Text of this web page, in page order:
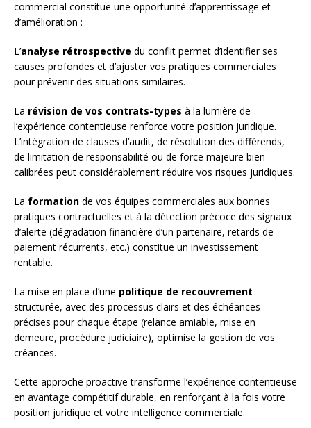
commercial constitue une opportunité d’apprentissage et
d’amélioration :
L’analyse rétrospective du conflit permet d’identifier ses
causes profondes et d’ajuster vos pratiques commerciales
pour prévenir des situations similaires.
La révision de vos contrats-types à la lumière de
l’expérience contentieuse renforce votre position juridique.
L’intégration de clauses d’audit, de résolution des différends,
de limitation de responsabilité ou de force majeure bien
calibrées peut considérablement réduire vos risques juridiques.
La formation de vos équipes commerciales aux bonnes
pratiques contractuelles et à la détection précoce des signaux
d’alerte (dégradation financière d’un partenaire, retards de
paiement récurrents, etc.) constitue un investissement
rentable.
La mise en place d’une politique de recouvrement
structurée, avec des processus clairs et des échéances
précises pour chaque étape (relance amiable, mise en
demeure, procédure judiciaire), optimise la gestion de vos
créances.
Cette approche proactive transforme l’expérience contentieuse
en avantage compétitif durable, en renforçant à la fois votre
position juridique et votre intelligence commerciale.